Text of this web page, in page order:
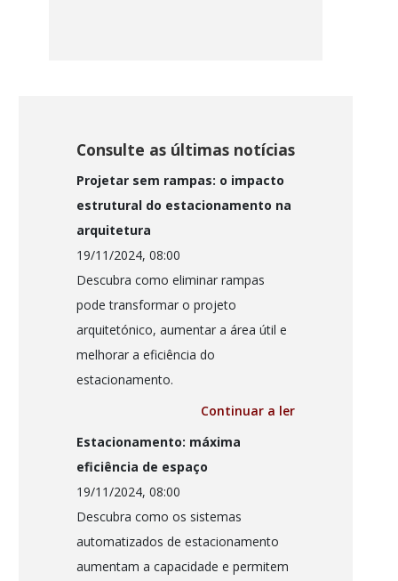
Consulte as últimas notícias
Projetar sem rampas: o impacto
estrutural do estacionamento na
arquitetura
19/11/2024, 08:00
Descubra como eliminar rampas
pode transformar o projeto
arquitetónico, aumentar a área útil e
melhorar a eficiência do
estacionamento.
Continuar a ler
Estacionamento: máxima
eficiência de espaço
19/11/2024, 08:00
Descubra como os sistemas
automatizados de estacionamento
aumentam a capacidade e permitem